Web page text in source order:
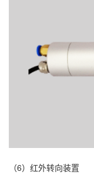
（6）红外转向装置